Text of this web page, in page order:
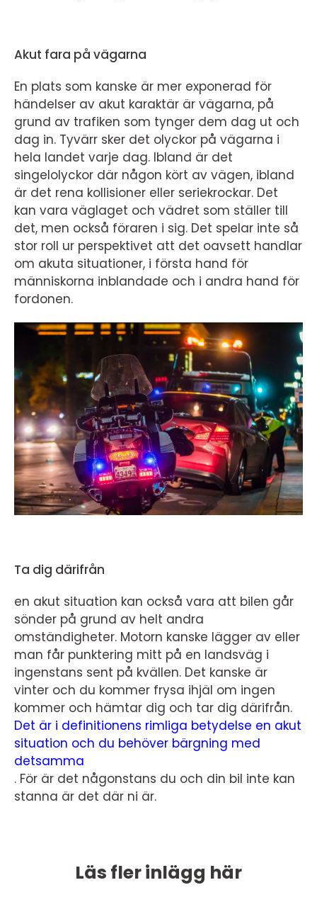
Akut fara på vägarna
En plats som kanske är mer exponerad för
händelser av akut karaktär är vägarna, på
grund av trafiken som tynger dem dag ut och
dag in. Tyvärr sker det olyckor på vägarna i
hela landet varje dag. Ibland är det
singelolyckor där någon kört av vägen, ibland
är det rena kollisioner eller seriekrockar. Det
kan vara väglaget och vädret som ställer till
det, men också föraren i sig. Det spelar inte så
stor roll ur perspektivet att det oavsett handlar
om akuta situationer, i första hand för
människorna inblandade och i andra hand för
fordonen.
Ta dig därifrån
en akut situation kan också vara att bilen går
sönder på grund av helt andra
omständigheter. Motorn kanske lägger av eller
man får punktering mitt på en landsväg i
ingenstans sent på kvällen. Det kanske är
vinter och du kommer frysa ihjäl om ingen
kommer och hämtar dig och tar dig därifrån.
Det är i definitionens rimliga betydelse en akut
situation och du behöver bärgning med
detsamma
. För är det någonstans du och din bil inte kan
stanna är det där ni är.
Läs fler inlägg här